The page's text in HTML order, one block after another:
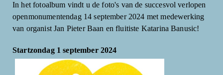
In het fotoalbum vindt u de foto's van de succesvol verlopen
openmonumentendag 14 september 2024 met medewerking
van organist Jan Pieter Baan en fluitiste Katarina Banusic!
Startzondag 1 september 2024